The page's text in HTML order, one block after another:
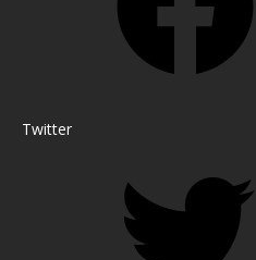
Twitter